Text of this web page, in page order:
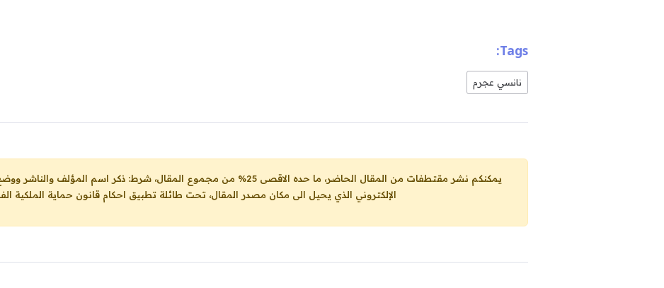
Tags:
نانسي عجرم
يمكنكم نشر مقتطفات من المقال الحاضر، ما حده الاقصى 25% من مجموع المقال، شرط: ذكر اسم المؤلف والناشر ووضع رابط
الإلكتروني الذي يحيل الى مكان مصدر المقال، تحت طائلة تطبيق احكام قانون حماية الملكية